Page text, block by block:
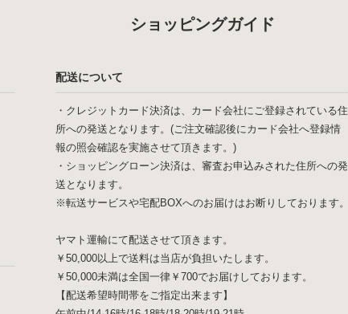
ショッピングガイド
配送について
・クレジットカード決済は、カード会社にご登録されている住
所への発送となります。(ご注文確認後にカード会社へ登録情
報の照会確認を実施させて頂きます。)
・ショッピングローン決済は、審査お申込みされた住所への発
送となります。
※転送サービスや宅配BOXへのお届けはお断りしております。
ヤマト運輸にて配送させて頂きます。
￥50,000以上で送料は当店が負担いたします。
￥50,000未満は全国一律￥700でお届けしております。
【配送希望時間帯をご指定出来ます】